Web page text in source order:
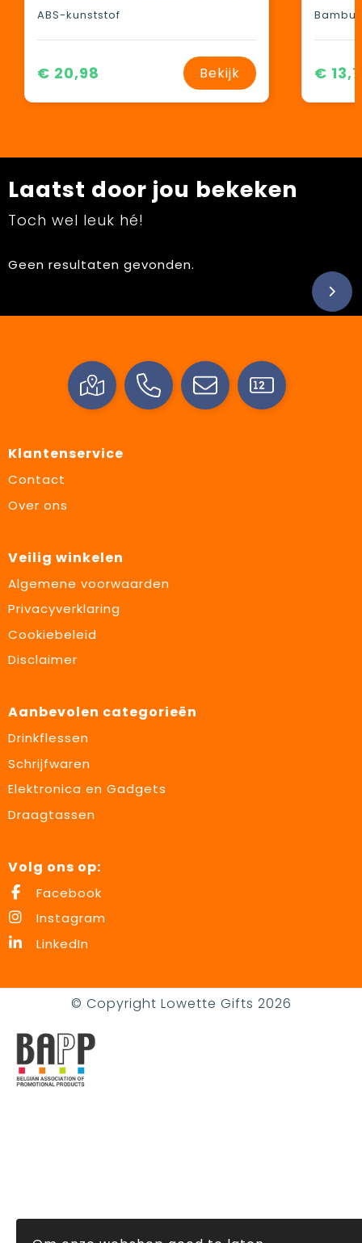
ABS-kunststof
€ 20,98 Bekijk €
Laatst door jou bekeken
Toch wel leuk hé!
Geen resultaten gevonden.
Klantenservice
Contact
Over ons
Veilig winkelen
Algemene voorwaarden
Privacyverklaring
Cookiebeleid
Disclaimer
Aanbevolen categorieën
Drinkflessen
Schrijfwaren
Elektronica en Gadgets
Draagtassen
Volg ons op:
Facebook
Instagram
LinkedIn
© Copyright Lowette Gifts 2026